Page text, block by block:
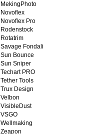
MekingPhoto
Novoflex
Novoflex Pro
Rodenstock
Rotatrim
Savage Fondali
Sun Bounce
Sun Sniper
Techart PRO
Tether Tools
Trux Design
Velbon
VisibleDust
VSGO
Wellmaking
Zeapon